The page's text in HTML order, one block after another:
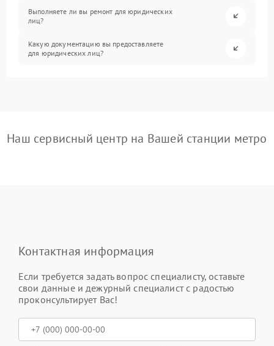
Выполняете ли вы ремонт для юридических
лиц?
Какую документацию вы предоставляете
для юридических лиц?
Наш сервисный центр на Вашей станции метро
Контактная информация
Если требуется задать вопрос специалисту, оставьте
свои данные и дежурный специалист с радостью
проконсультирует Вас!